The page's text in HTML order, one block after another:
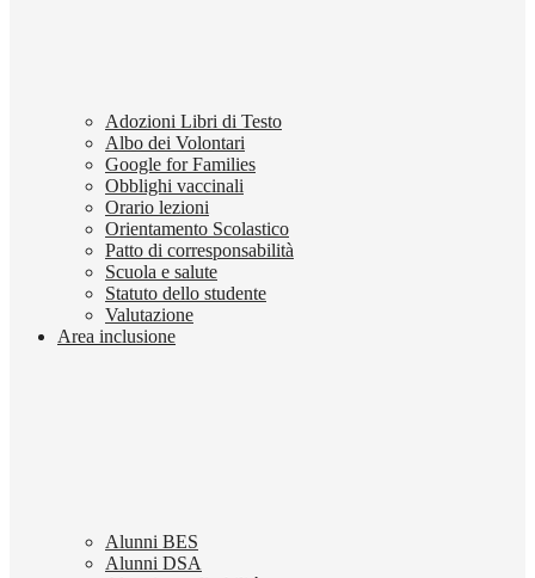
Adozioni Libri di Testo
Albo dei Volontari
Google for Families
Obblighi vaccinali
Orario lezioni
Orientamento Scolastico
Patto di corresponsabilità
Scuola e salute
Statuto dello studente
Valutazione
Area inclusione
Alunni BES
Alunni DSA